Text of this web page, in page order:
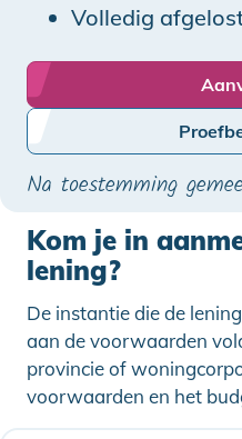
Volledig
Na toestemming
Kom je in
lening?
De instantie die de
aan de voorwaarden
provincie of
voorwaarden en het